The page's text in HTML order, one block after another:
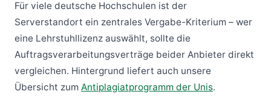
Für viele deutsche Hochschulen ist der
Serverstandort ein zentrales Vergabe-Kriterium – wer
eine Lehrstuhllizenz auswählt, sollte die
Auftragsverarbeitungsverträge beider Anbieter direkt
vergleichen. Hintergrund liefert auch unsere
Übersicht zum Antiplagiatprogramm der Unis.